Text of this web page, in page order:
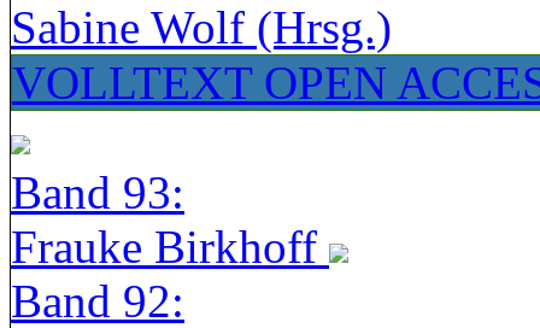
Sabine Wolf (Hrsg.)
VOLLTEXT OPEN
Band 93:
Frauke Birkhoff
Band 92: